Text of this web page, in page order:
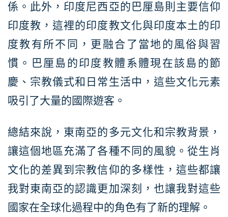
係。此外，印度尼西亞的巴厘島則主要信仰
印度教，這裡的印度教文化與印度本土的印
度教有所不同，更融合了當地的風俗與習
慣。巴厘島的印度教體系體現在該島的節
慶、宗教儀式和日常生活中，這些文化元素
吸引了大量的國際遊客。
總結來說，東南亞的多元文化和宗教背景，
讓這個地區充滿了各種不同的風貌。從生肖
文化的差異到宗教信仰的多樣性，這些都讓
我對東南亞的認識更加深刻，也讓我對這些
國家在全球化過程中的角色有了新的理解。